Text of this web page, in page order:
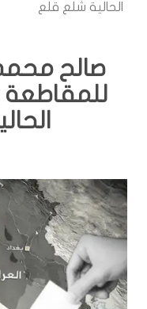
الحالية شلع قلع
صالح
للمقاطعة